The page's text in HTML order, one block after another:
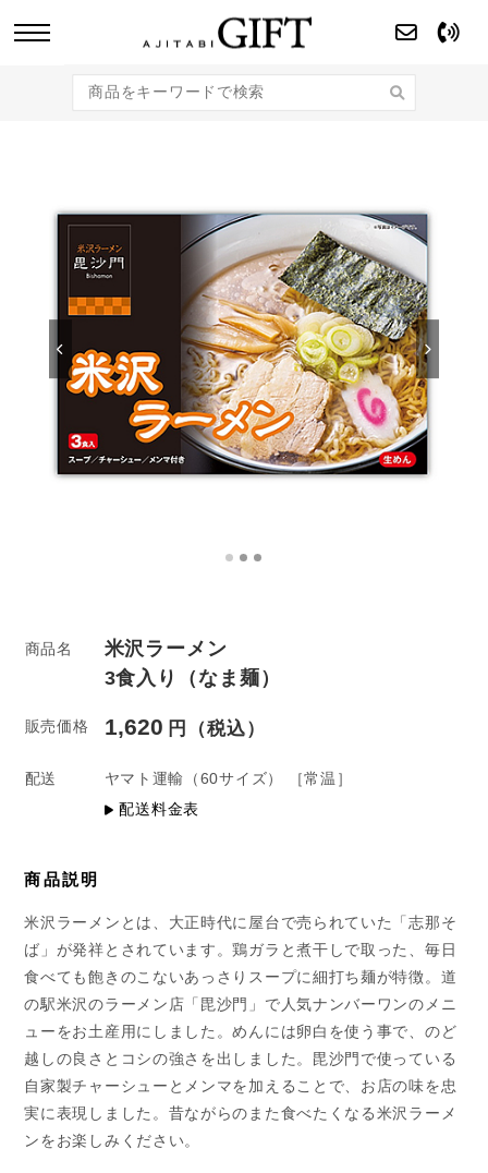
のギフト商品をご提案します。
商品名
米沢ラーメン
3食入り（なま麺）
販売価格 1,620
配送 ヤマト運輸 （60サイズ）
［常温］
配送料金表
商品説明
米沢ラーメンとは、大正時代に屋台で売られていた「志那そ
ば」が発祥とされています。鶏ガラと煮干しで取った、毎日
食べても飽きのこないあっさりスープに細打ち麺が特徴。道
の駅米沢のラーメン店「毘沙門」で人気ナンバーワンのメニ
ューをお土産用にしました。めんには卵白を使う事で、のど
越しの良さとコシの強さを出しました。毘沙門で使っている
自家製チャーシューとメンマを加えることで、お店の味を忠
実に表現しました。昔ながらのまた食べたくなる米沢ラーメ
ンをお楽しみください。